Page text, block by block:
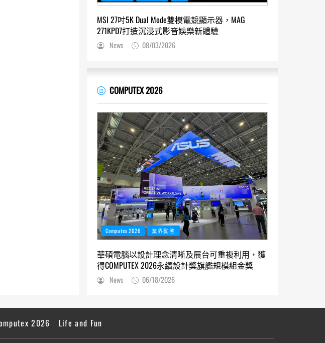
MSI 27吋5K Dual Mode雙模電競顯示器，MAG
271KPD7打造沉浸式影音娛樂新體驗
News 08/03/2026
COMPUTEX 2026
Computex 2026 業界動態
華碩電腦以設計理念清晰及展台可重複利用，獲
得COMPUTEX 2026永續設計獎旗艦規模組金獎
News 06/18/2026
2026 Life and Fun